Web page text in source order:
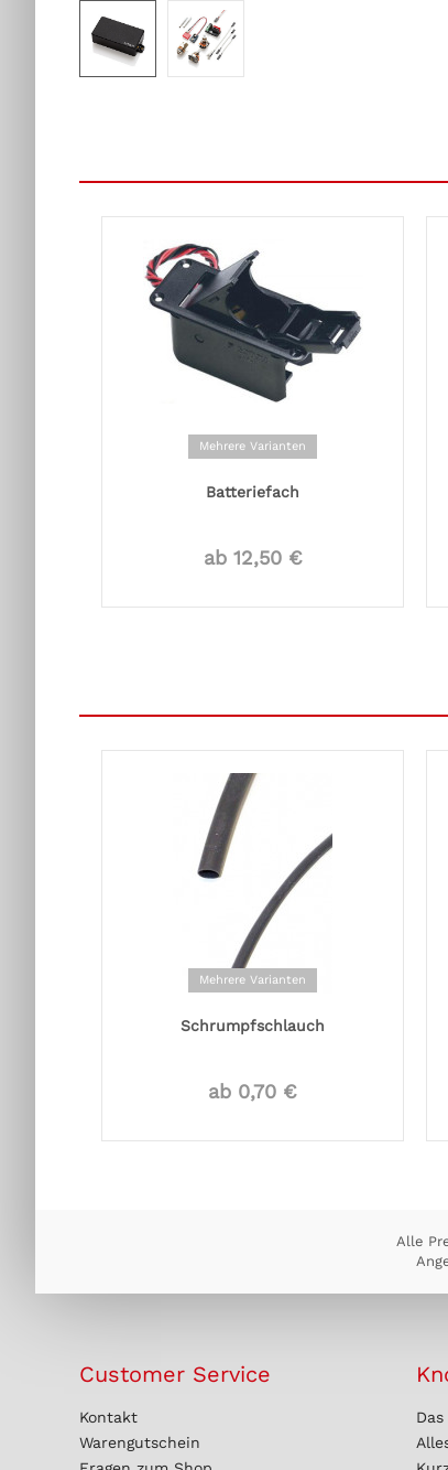
Mehrere Varianten
Batteriefach
ab 12,50 €
Mehrere Varianten
Schrumpfschlauch
ab 0,70 €
Alle
Customer Service
Kontakt
Warengutschein